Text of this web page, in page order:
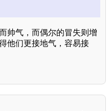
帅气，而偶尔的冒失则增
他们更接地气，容易接